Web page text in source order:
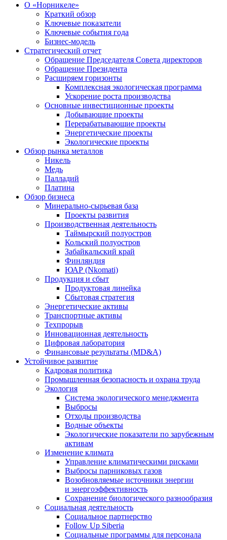
О «Норникеле»
Краткий обзор
Ключевые показатели
Ключевые события года
Бизнес-модель
Стратегический отчет
Обращение Председателя Совета директоров
Обращение Президента
Расширяем горизонты
Комплексная экологическая программа
Ускорение роста производства
Основные инвестиционные проекты
Добывающие проекты
Перерабатывающие проекты
Энергетические проекты
Экологические проекты
Обзор рынка металлов
Никель
Медь
Палладий
Платина
Обзор бизнеса
Минерально-сырьевая база
Проекты развития
Производственная деятельность
Таймырский полуостров
Кольский полуостров
Забайкальский край
Финляндия
ЮАР (Nkomati)
Продукция и сбыт
Продуктовая линейка
Сбытовая стратегия
Энергетические активы
Транспортные активы
Техпрорыв
Инновационная деятельность
Цифровая лаборатория
Финансовые результаты (MD&A)
Устойчивое развитие
Кадровая политика
Промышленная безопасность и охрана труда
Экология
Система экологического менеджмента
Выбросы
Отходы производства
Водные объекты
Экологические показатели по зарубежным
активам
Изменение климата
Управление климатическими рисками
Выбросы парниковых газов
Возобновляемые источники энергии
и энергоэффективность
Сохранение биологического разнообразия
Социальная деятельность
Социальное партнерство
Follow Up Siberia
Социальные программы для персонала